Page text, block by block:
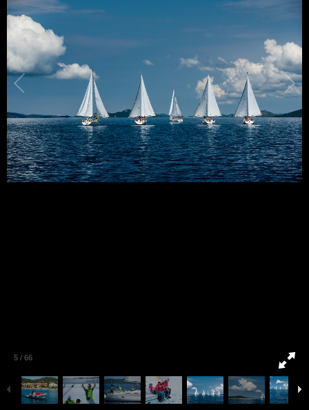
5 / 66